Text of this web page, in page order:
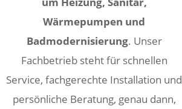
Wärmepumpen und
Badmodernisierung. Unser
Fachbetrieb steht für schnellen
Service, fachgerechte Installation und
persönliche Beratung, genau dann,